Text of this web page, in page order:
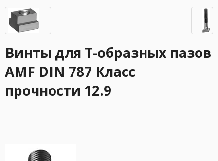
Винты для T-образных пазов
AMF DIN 787 Класс
прочности 12.9